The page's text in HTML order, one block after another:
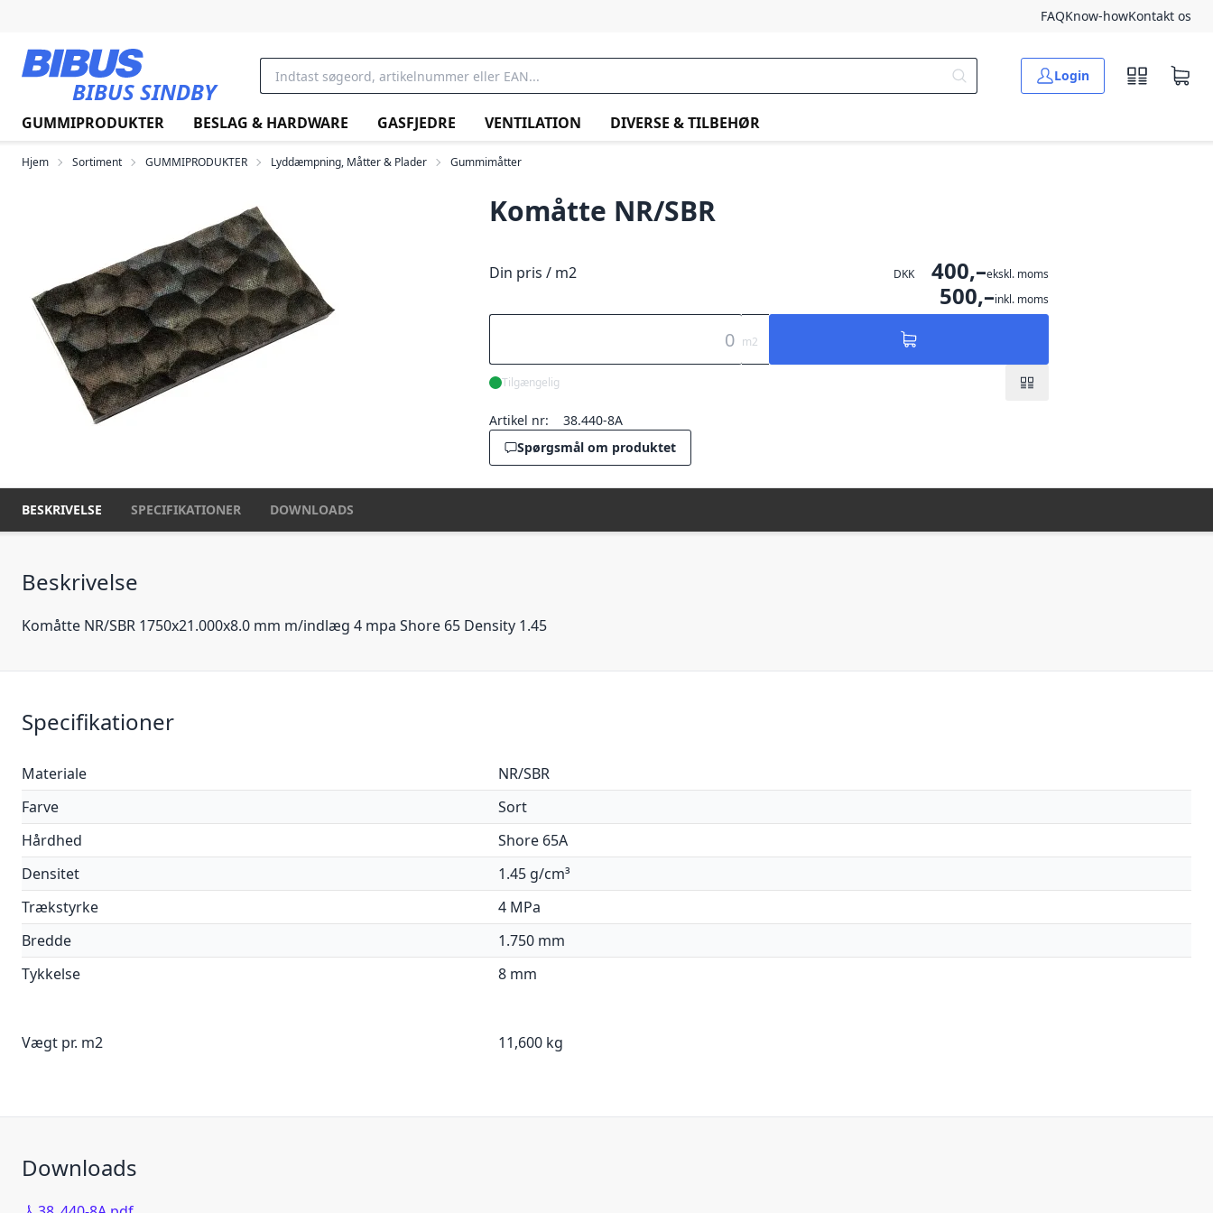
FAQKnow-howKontakt os
BIBUS SINDBY
Login
GUMMIPRODUKTER BESLAG & HARDWARE GASFJEDRE VENTILATION DIVERSE & TILBEHØR
Hjem Sortiment GUMMIPRODUKTER Lyddæmpning, Måtter & Plader Gummimåtter
Komåtte NR/SBR
Din pris / m2 DKK 400,–ekskl. moms
500,–inkl. moms
m2
Tilgængelig
Artikel nr:
38.440-8A
Spørgsmål om produktet
BESKRIVELSE SPECIFIKATIONER DOWNLOADS
Beskrivelse
Komåtte NR/SBR 1750x21.000x8.0 mm m/indlæg 4 mpa Shore 65 Density 1.45
Specifikationer
Materiale
NR/SBR
Farve
Sort
Hårdhed
Shore 65A
Densitet
1.45 g/cm³
Trækstyrke
4 MPa
Bredde
1.750 mm
Tykkelse
8 mm
Vægt pr. m2 11,600 kg
Downloads